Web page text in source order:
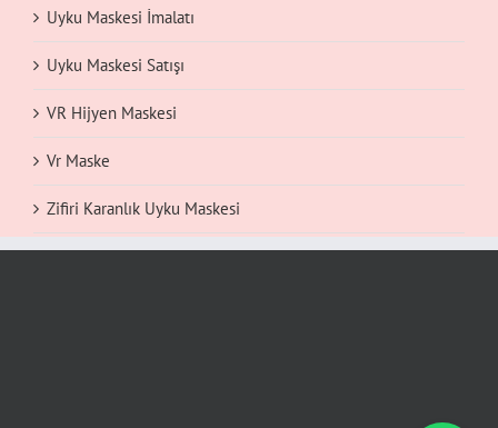
Uyku Maskesi İmalatı
Uyku Maskesi Satışı
VR Hijyen Maskesi
Vr Maske
Zifiri Karanlık Uyku Maskesi